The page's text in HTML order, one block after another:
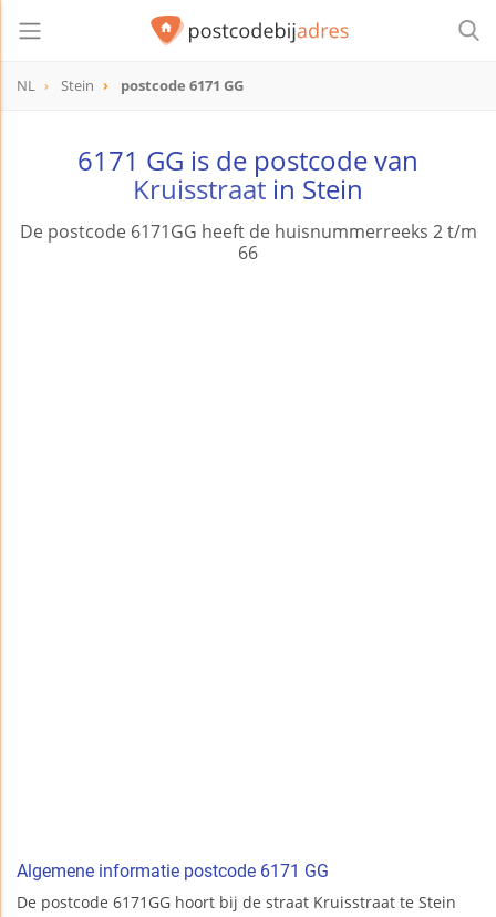
NL Stein postcode 6171 GG
6171 GG is de postcode van
Kruisstraat in Stein
De postcode 6171GG heeft de huisnummerreeks 2 t/m
66
Algemene informatie postcode 6171 GG
De postcode 6171GG hoort bij de straat Kruisstraat te Stein